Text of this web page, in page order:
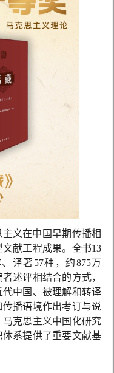
主义在中国早期传播相
献工程成果。全书13
译著57种，约875万
述评相结合的方式，
中国、被理解和转译
播语境作出考订与说
克思主义中国化研究
系提供了重要文献基